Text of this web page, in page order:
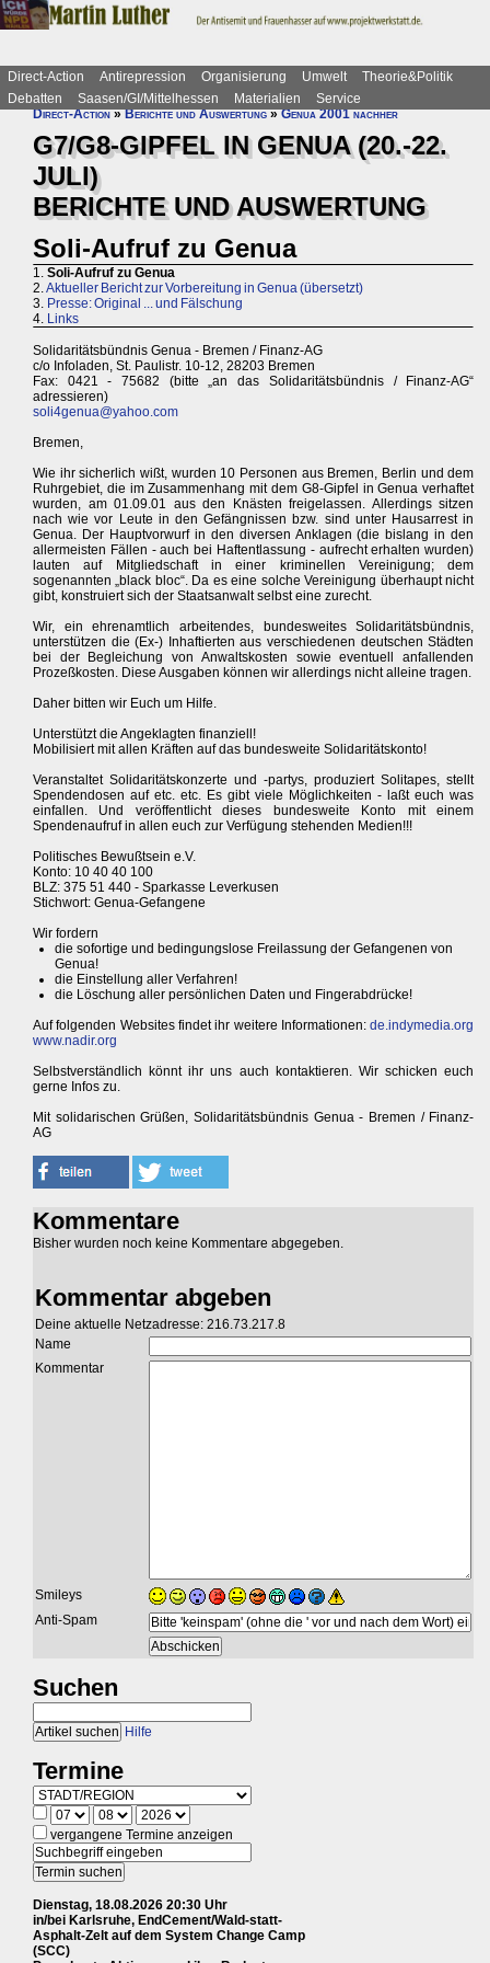
Direct-Action Antirepression Organisierung Umwelt
Theorie&Politik
Debatten
Saasen/GI/Mittelhessen Materialien
Service
Direct-Action»Berichte und Auswertung»Genua 2001 nachher
G7/G8-GIPFEL IN GENUA (20.-22.
JULI)
BERICHTE UND AUSWERTUNG
Soli-Aufruf zu Genua
1. Soli-Aufruf zu Genua
2.Aktueller Bericht zur Vorbereitung in Genua (übersetzt)
3. Presse: Original ... und Fälschung
4. Links
Solidaritätsbündnis Genua - Bremen / Finanz-AG
c/o Infoladen, St. Paulistr. 10-12, 28203 Bremen
Fax: 0421 - 75682 (bitte „an das Solidaritätsbündnis / Finanz-AG“
adressieren)
soli4genua@yahoo.com
Bremen,
Wie ihr sicherlich wißt, wurden 10 Personen aus Bremen, Berlin und dem
Ruhrgebiet, die im Zusammenhang mit dem G8-Gipfel in Genua verhaftet
wurden, am 01.09.01 aus den Knästen freigelassen. Allerdings sitzen
nach wie vor Leute in den Gefängnissen bzw. sind unter Hausarrest in
Genua. Der Hauptvorwurf in den diversen Anklagen (die bislang in den
allermeisten Fällen - auch bei Haftentlassung - aufrecht erhalten wurden)
lauten auf Mitgliedschaft in einer kriminellen Vereinigung; dem
sogenannten „black bloc“. Da es eine solche Vereinigung überhaupt nicht
gibt, konstruiert sich der Staatsanwalt selbst eine zurecht.
Wir, ein ehrenamtlich arbeitendes, bundesweites Solidaritätsbündnis,
unterstützen die (Ex-) Inhaftierten aus verschiedenen deutschen Städten
bei der Begleichung von Anwaltskosten sowie eventuell anfallenden
Prozeßkosten. Diese Ausgaben können wir allerdings nicht alleine tragen.
Daher bitten wir Euch um Hilfe.
Unterstützt die Angeklagten finanziell!
Mobilisiert mit allen Kräften auf das bundesweite Solidaritätskonto!
Veranstaltet Solidaritätskonzerte und -partys, produziert Solitapes, stellt
Spendendosen auf etc. etc. Es gibt viele Möglichkeiten - laßt euch was
einfallen. Und veröffentlicht dieses bundesweite Konto mit einem
Spendenaufruf in allen euch zur Verfügung stehenden Medien!!!
Politisches Bewußtsein e.V.
Konto: 10 40 40 100
BLZ: 375 51 440 - Sparkasse Leverkusen
Stichwort: Genua-Gefangene
Wir fordern
die sofortige und bedingungslose Freilassung der Gefangenen von
Genua!
die Einstellung aller Verfahren!
die Löschung aller persönlichen Daten und Fingerabdrücke!
Auf folgenden Websites findet ihr weitere Informationen:de.indymedia.org
www.nadir.org
Selbstverständlich könnt ihr uns auch kontaktieren. Wir schicken euch
gerne Infos zu.
Mit solidarischen Grüßen, Solidaritätsbündnis Genua - Bremen / Finanz-
AG
Kommentare
Bisher wurden noch keine Kommentare abgegeben.
Kommentar abgeben
Deine aktuelle Netzadresse: 216.73.217.8
Name
Kommentar
Smileys
Anti-Spam
Suchen
Hilfe
Termine
vergangene Termine anzeigen
Dienstag, 18.08.2026 20:30 Uhr
in/bei Karlsruhe, EndCement/Wald-statt-
Asphalt-Zelt auf dem System Change Camp
(SCC)